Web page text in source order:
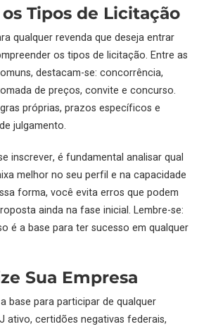
Tipos de Licitação
qualquer revenda que deseja entrar
os tipos de licitação. Entre as
destacam-se: concorrência,
de preços, convite e concurso.
próprias, prazos específicos e
julgamento.
inscrever, é fundamental analisar qual
melhor no seu perfil e na capacidade
forma, você evita erros que podem
ainda na fase inicial. Lembre-se:
é a base para ter sucesso em qualquer
Sua Empresa
base para participar de qualquer
ativo, certidões negativas federais,